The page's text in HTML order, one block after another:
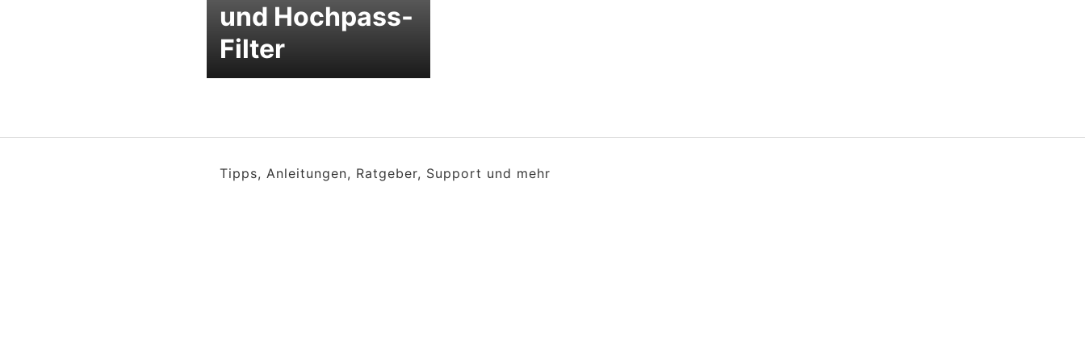
und Hochpass-
Filter
Tipps, Anleitungen, Ratgeber, Support und mehr